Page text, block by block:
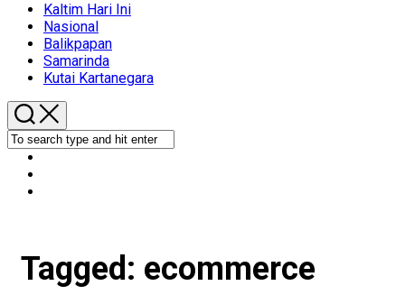
Kaltim Hari Ini
Nasional
Balikpapan
Samarinda
Kutai Kartanegara
Tagged: ecommerce